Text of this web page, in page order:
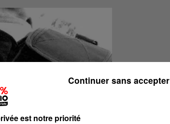
est notre priorité
Continuer sans accepter